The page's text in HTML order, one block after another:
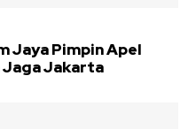
Jaya Pimpin Apel
Jaga Jakarta